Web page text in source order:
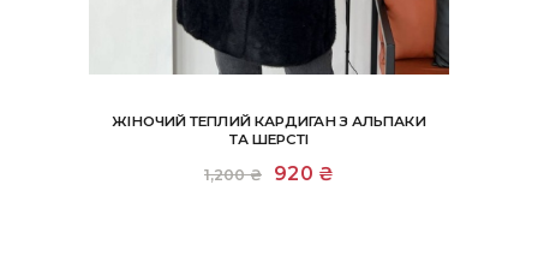
ЖІНОЧИЙ ТЕПЛИЙ КАРДИГАН З АЛЬПАКИ
ТА ШЕРСТІ
1,200₴
Оригінальна
920 ₴